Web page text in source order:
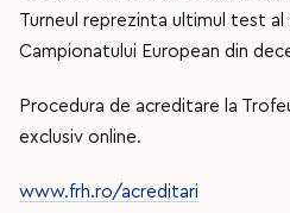
Turneul reprezinta ultimul test
Campionatului European din
Procedura de acreditare la
exclusiv online.
www.frh.ro/acreditari